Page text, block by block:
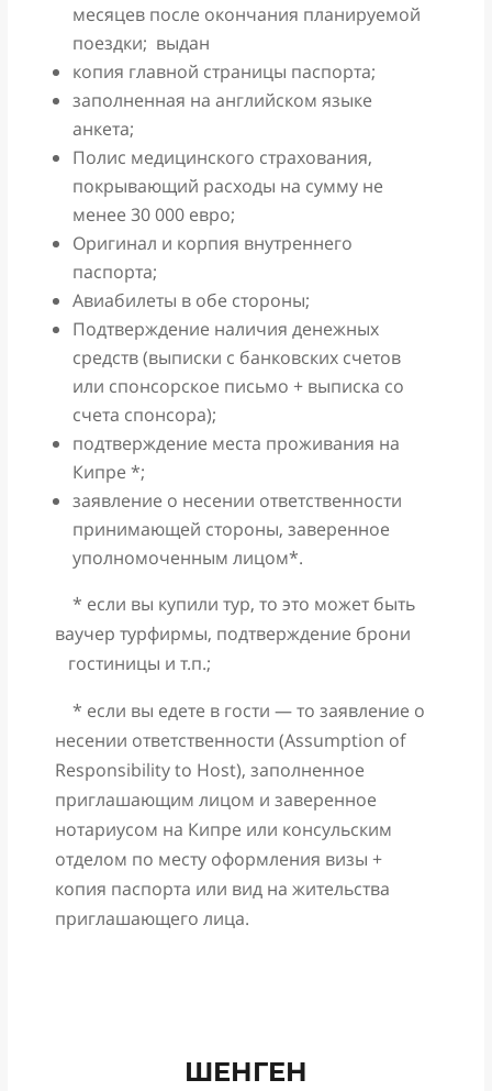
месяцев после окончания планируемой
поездки; выдан
копия главной страницы паспорта;
заполненная на английском языке
анкета;
Полис медицинского страхования,
покрывающий расходы на сумму не
менее 30 000 евро;
Оригинал и корпия внутреннего
паспорта;
Авиабилеты в обе стороны;
Подтверждение наличия денежных
средств (выписки с банковских счетов
или спонсорское письмо + выписка со
счета спонсора);
подтверждение места проживания на
Кипре *;
заявление о несении ответственности
принимающей стороны, заверенное
уполномоченным лицом*.
* если вы купили тур, то это может быть
ваучер турфирмы, подтверждение брони
гостиницы и т.п.;
* если вы едете в гости — то заявление о
несении ответственности (Assumption of
Responsibility to Host), заполненное
приглашающим лицом и заверенное
нотариусом на Кипре или консульским
отделом по месту оформления визы +
копия паспорта или вид на жительства
приглашающего лица.
ШЕНГЕН